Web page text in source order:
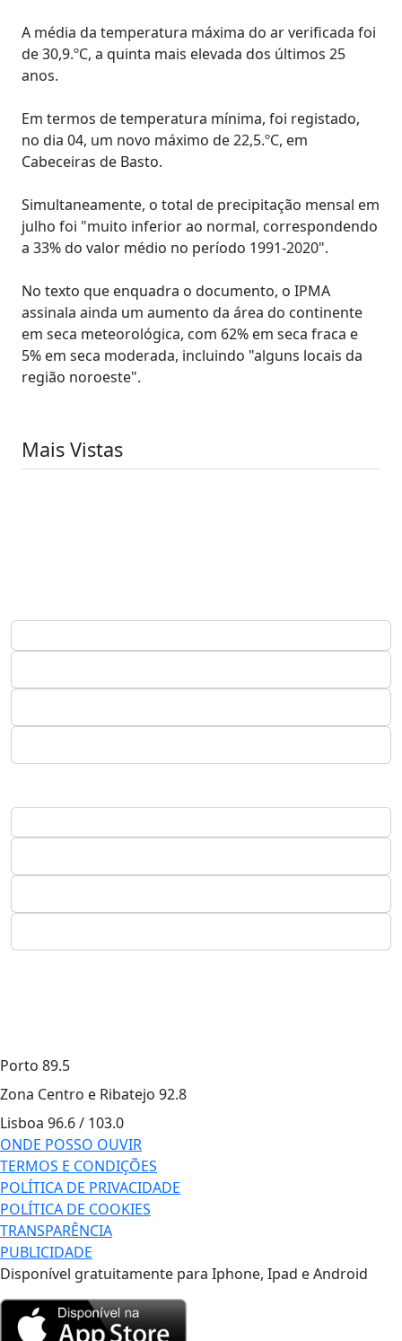
A média da temperatura máxima do ar verificada foi
de 30,9.ºC, a quinta mais elevada dos últimos 25
anos.
Em termos de temperatura mínima, foi registado,
no dia 04, um novo máximo de 22,5.ºC, em
Cabeceiras de Basto.
Simultaneamente, o total de precipitação mensal em
julho foi "muito inferior ao normal, correspondendo
a 33% do valor médio no período 1991-2020".
No texto que enquadra o documento, o IPMA
assinala ainda um aumento da área do continente
em seca meteorológica, com 62% em seca fraca e
5% em seca moderada, incluindo "alguns locais da
região noroeste".
Mais Vistas
Porto 89.5
Zona Centro e Ribatejo 92.8
Lisboa 96.6 / 103.0
ONDE POSSO OUVIR
TERMOS E CONDIÇÕES
POLÍTICA DE PRIVACIDADE
POLÍTICA DE COOKIES
TRANSPARÊNCIA
PUBLICIDADE
Disponível gratuitamente para Iphone, Ipad e Android